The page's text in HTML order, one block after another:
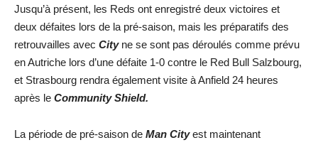
Jusqu’à présent, les Reds ont enregistré deux victoires et
deux défaites lors de la pré-saison, mais les préparatifs des
retrouvailles avec Cityne se sont pas déroulés comme prévu
en Autriche lors d’une défaite 1-0 contre le Red Bull Salzbourg,
et Strasbourg rendra également visite à Anfield 24 heures
après le Community Shield.
La période de pré-saison de Man Cityest maintenant